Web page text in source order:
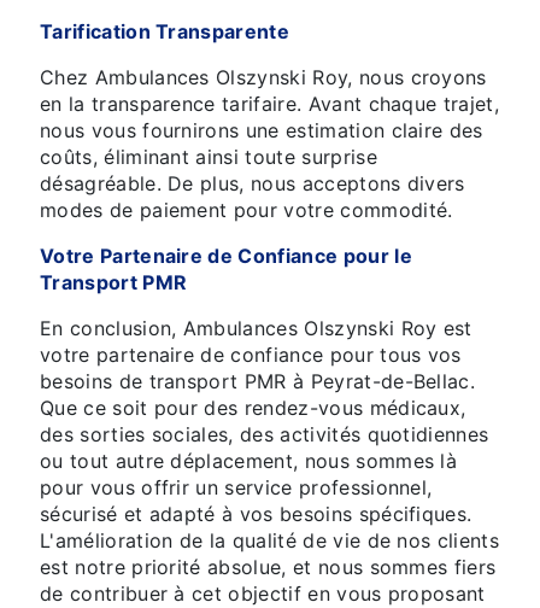
Tarification Transparente
Chez Ambulances Olszynski Roy, nous croyons
en la transparence tarifaire. Avant chaque trajet,
nous vous fournirons une estimation claire des
coûts, éliminant ainsi toute surprise
désagréable. De plus, nous acceptons divers
modes de paiement pour votre commodité.
Votre Partenaire de Confiance pour le
Transport PMR
En conclusion, Ambulances Olszynski Roy est
votre partenaire de confiance pour tous vos
besoins de transport PMR à Peyrat-de-Bellac.
Que ce soit pour des rendez-vous médicaux,
des sorties sociales, des activités quotidiennes
ou tout autre déplacement, nous sommes là
pour vous offrir un service professionnel,
sécurisé et adapté à vos besoins spécifiques.
L'amélioration de la qualité de vie de nos clients
est notre priorité absolue, et nous sommes fiers
de contribuer à cet objectif en vous proposant